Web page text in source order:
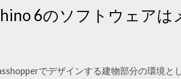
6のソフトウェアは
でデザインする建物部分の環境と